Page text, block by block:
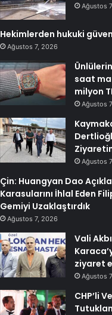
Ağustos
Hekimlerden hukuki
Ağustos 7, 2026
saat
milyon
Ağustos
Ağustos
Çin: Huangyan Dao
Karasularını İhlal Eden
Gemiyi Uzaklaştırdık
Ağustos 7, 2026
Vali
ziyaret
Ağustos
CHP’li